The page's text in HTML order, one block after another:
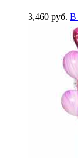
3,460 руб. В